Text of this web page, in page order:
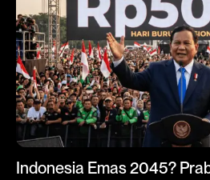
Indonesia Emas 2045?